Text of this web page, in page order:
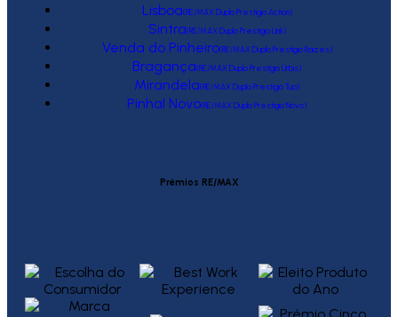
Lisboa(RE/MAX Duplo Prestígio Action)
Sintra(RE/MAX Duplo Prestígio Link)
Venda do Pinheiro(RE/MAX Duplo Prestígio Raízes)
Bragança(RE/MAX Duplo Prestígio Urbis)
Mirandela(RE/MAX Duplo Prestígio Tua)
Pinhal Novo(RE/MAX Duplo Prestígio Novo)
Prémios RE/MAX